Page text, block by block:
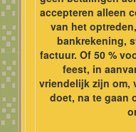
accepteren alleen
van het
bankrekening,
factuur. Of 50 %
feest, in
vriendelijk zijn om,
doet, na te gaan